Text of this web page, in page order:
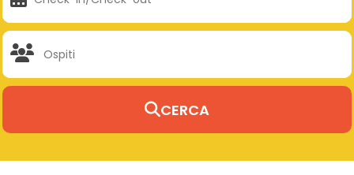
CERCA